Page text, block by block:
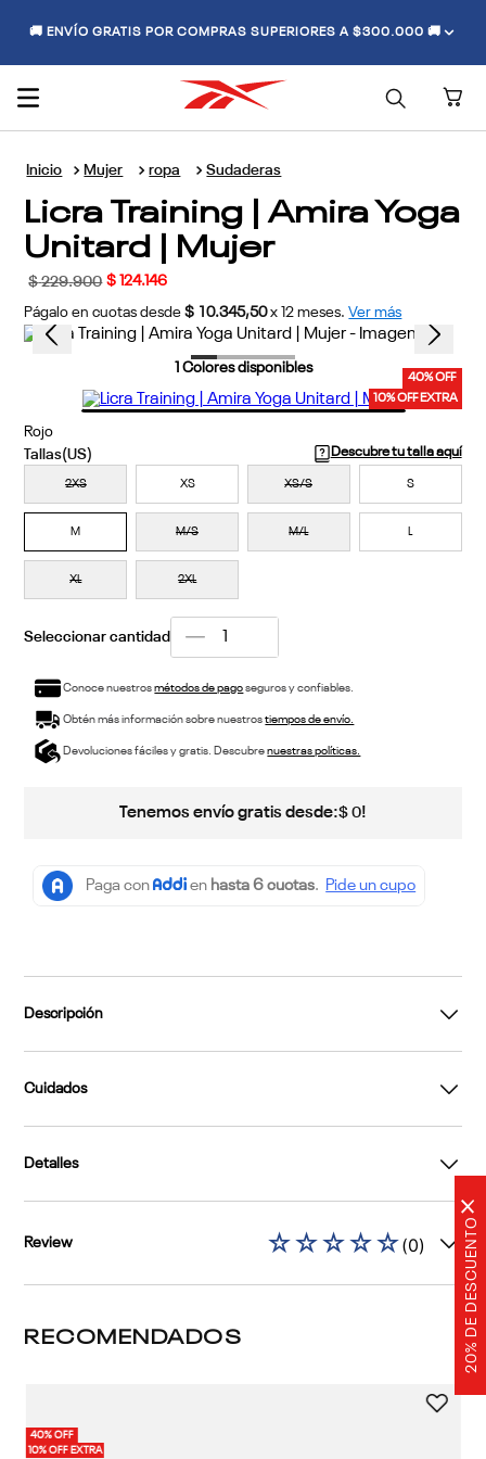
20% DE DESCUENTO
×
🚚 ENVÍO GRATIS POR COMPRAS SUPERIORES A $300.000 🚚
Mujer ropa Sudaderas
Licra Training | Amira Yoga
Unitard | Mujer
$ 229.900 $ 124.146
Págalo en cuotas desde $ 10.345,50 x 12 meses. Ver más
40% OFF
10% OFF EXTRA
Colores disponibles
Rojo
Descubre tu talla aquí
2XS XS XS/S S
M M/S M/L L
XL 2XL
Conoce nuestrosmétodos de pagoseguros y confiables.
Obtén más información sobre nuestrostiempos de envío.
Devoluciones fáciles y gratis. Descubrenuestras políticas.
Tenemos envío gratis desde:$ 0!
Descripción
Cuidados
Detalles
Review ☆☆☆☆☆(0)
RECOMENDADOS
40% OFF
10% OFF EXTRA